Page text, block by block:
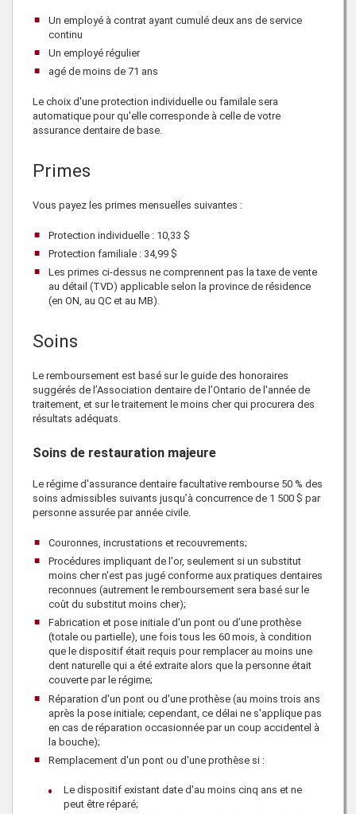
Un employé à contrat ayant cumulé deux ans de service
continu
Un employé régulier
agé de moins de 71 ans
Le choix d'une protection individuelle ou familale sera
automatique pour qu'elle corresponde à celle de votre
assurance dentaire de base.
Primes
Vous payez les primes mensuelles suivantes :
Protection individuelle : 10,33 $
Protection familiale : 34,99 $
Les primes ci-dessus ne comprennent pas la taxe de vente
au détail (TVD) applicable selon la province de résidence
(en ON, au QC et au MB).
Soins
Le remboursement est basé sur le guide des honoraires
suggérés de l’Association dentaire de l’Ontario de l'année de
traitement, et sur le traitement le moins cher qui procurera des
résultats adéquats.
Soins de restauration majeure
Le régime d'assurance dentaire facultative rembourse 50 % des
soins admissibles suivants jusqu’à concurrence de 1 500 $ par
personne assurée par année civile.
Couronnes, incrustations et recouvrements;
Procédures impliquant de l'or, seulement si un substitut
moins cher n'est pas jugé conforme aux pratiques dentaires
reconnues (autrement le remboursement sera basé sur le
coût du substitut moins cher);
Fabrication et pose initiale d'un pont ou d’une prothèse
(totale ou partielle), une fois tous les 60 mois, à condition
que le dispositif était requis pour remplacer au moins une
dent naturelle qui a été extraite alors que la personne était
couverte par le régime;
Réparation d'un pont ou d'une prothèse (au moins trois ans
après la pose initiale; cependant, ce délai ne s'applique pas
en cas de réparation occasionnée par un coup accidentel à
la bouche);
Remplacement d'un pont ou d'une prothèse si :
Le dispositif existant date d'au moins cinq ans et ne
peut être réparé;